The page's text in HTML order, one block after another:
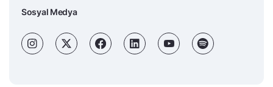
Sosyal Medya